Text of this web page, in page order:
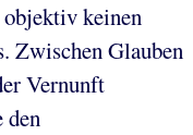
keinen
Zwischen Glauben
Vernunft
den